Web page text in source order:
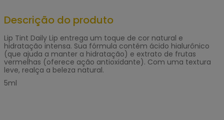
Descrição do produto
Lip Tint Daily Lip entrega um toque de cor natural e
hidratação intensa. Sua fórmula contém ácido hialurônico
(que ajuda a manter a hidratação) e extrato de frutas
vermelhas (oferece ação antioxidante). Com uma textura
leve, realça a beleza natural.
5ml